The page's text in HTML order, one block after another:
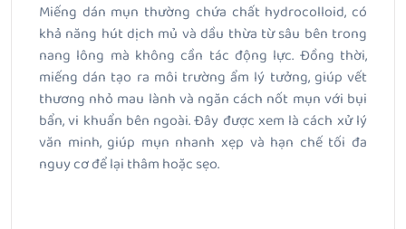
Miếng dán mụn thường chứa chất hydrocolloid, có
khả năng hút dịch mủ và dầu thừa từ sâu bên trong
nang lông mà không cần tác động lực. Đồng thời,
miếng dán tạo ra môi trường ẩm lý tưởng, giúp vết
thương nhỏ mau lành và ngăn cách nốt mụn với bụi
bẩn, vi khuẩn bên ngoài. Đây được xem là cách xử lý
văn minh, giúp mụn nhanh xẹp và hạn chế tối đa
nguy cơ để lại thâm hoặc sẹo.